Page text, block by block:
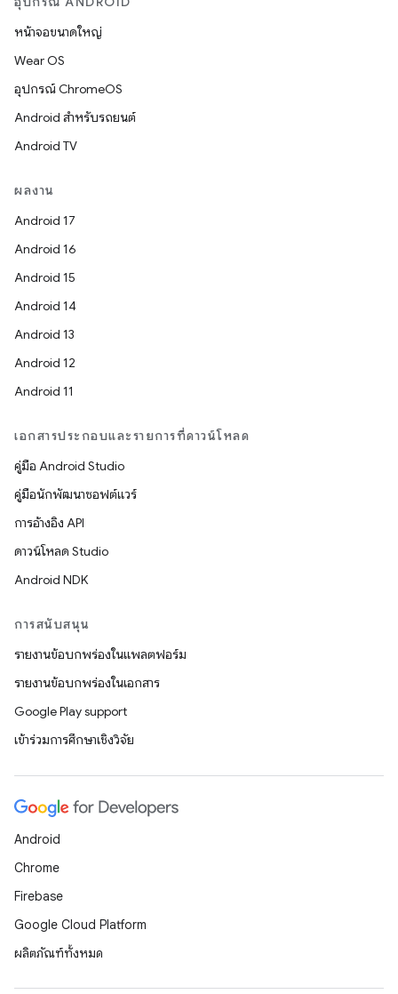
หน้าจอขนาดใหญ่
Wear OS
อุปกรณ์ ChromeOS
Android สำหรับรถยนต์
Android TV
ผลงาน
Android 17
Android 16
Android 15
Android 14
Android 13
Android 12
Android 11
เอกสารประกอบและรายการที่ดาวน์โหลด
คู่มือ Android Studio
คู่มือนักพัฒนาซอฟต์แวร์
การอ้างอิง API
ดาวน์โหลด Studio
Android NDK
การสนับสนุน
รายงานข้อบกพร่องในแพลตฟอร์ม
รายงานข้อบกพร่องในเอกสาร
Google Play support
เข้าร่วมการศึกษาเชิงวิจัย
Android
Chrome
Firebase
Google Cloud Platform
ผลิตภัณฑ์ทั้งหมด